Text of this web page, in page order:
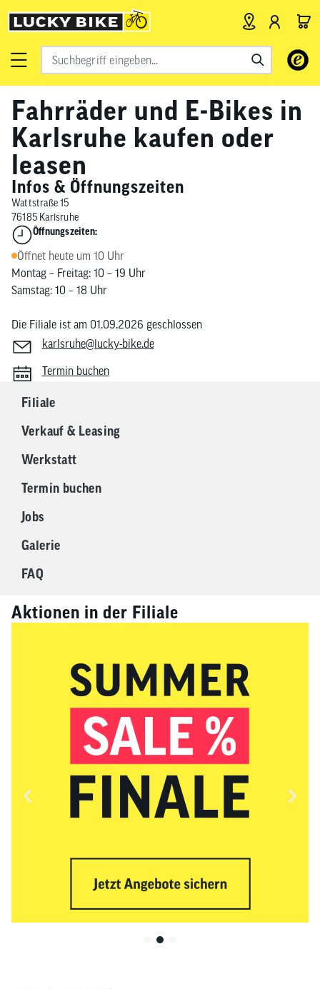
Verwende
Pfeile
nach
oben
und
Fahrräder und E-Bikes in
Karlsruhe kaufen oder
leasen
Infos & Öffnungszeiten
Wattstraße 15
76185 Karlsruhe
Öffnungszeiten:
Öffnet heute um 10 Uhr
Montag – Freitag: 10 – 19 Uhr
Samstag: 10 – 18 Uhr
Die Filiale ist am 01.09.2026 geschlossen
karlsruhe@lucky-bike.de
Termin buchen
Filiale
Verkauf & Leasing
Werkstatt
Termin buchen
Jobs
Galerie
FAQ
Aktionen in der Filiale